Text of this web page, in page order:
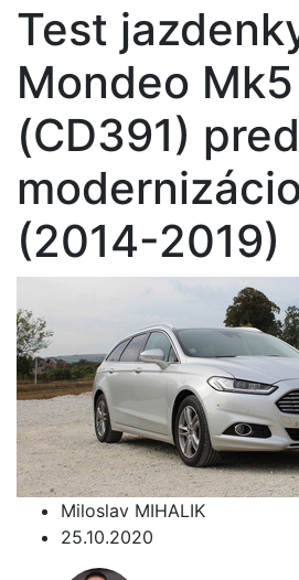
Test
Mondeo Mk5
(CD391) pred
(2014-2019)
Miloslav MIHALIK
25.10.2020